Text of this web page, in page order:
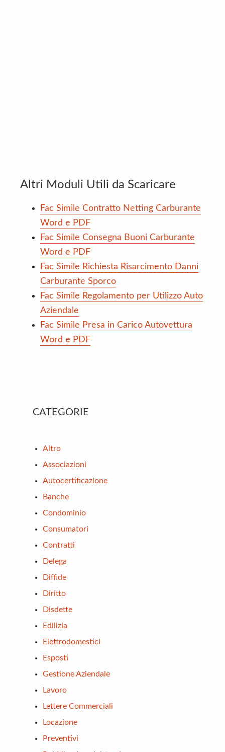
Altri Moduli Utili da Scaricare
Fac Simile Contratto Netting Carburante
Word e PDF
Fac Simile Consegna Buoni Carburante
Word e PDF
Fac Simile Richiesta Risarcimento Danni
Carburante Sporco
Fac Simile Regolamento per Utilizzo Auto
Aziendale
Fac Simile Presa in Carico Autovettura
Word e PDF
Primary
CATEGORIE
Altro
Associazioni
Autocertificazione
Banche
Condominio
Consumatori
Contratti
Delega
Diffide
Diritto
Disdette
Edilizia
Elettrodomestici
Esposti
Gestione Aziendale
Lavoro
Lettere Commerciali
Locazione
Preventivi